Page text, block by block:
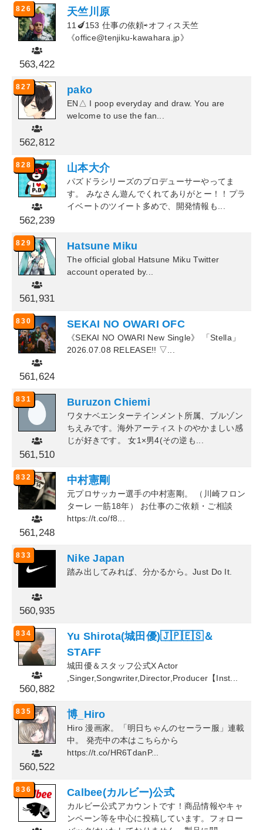
826
563,422
天竺川原
11🍆153 仕事の依頼⇨オフィス天竺
《office@tenjiku-kawahara.jp》
827
562,812
pako
EN△ I poop everyday and draw. You are
welcome to use the fan...
828
562,239
山本大介
パズドラシリーズのプロデューサーやってま
す。 みなさん遊んでくれてありがとー！！プラ
イベートのツイート多めで、開発情報も...
829
561,931
Hatsune Miku
The official global Hatsune Miku Twitter
account operated by...
830
561,624
SEKAI NO OWARI OFC
《SEKAI NO OWARI New Single》 「Stella」
2026.07.08 RELEASE!! ▽...
831
561,510
Buruzon Chiemi
ワタナベエンターテインメント所属、ブルゾン
ちえみです。海外アーティストのやかましい感
じが好きです。 女1×男4(その逆も...
832
561,248
中村憲剛
元プロサッカー選手の中村憲剛。 （川崎フロン
ターレ 一筋18年） お仕事のご依頼・ご相談
https://t.co/f8...
833
560,935
Nike Japan
踏み出してみれば、分かるから。Just Do It.
834
560,882
Yu Shirota(城田優)🇯🇵🇪🇸＆
STAFF
城田優＆スタッフ公式X Actor
,Singer,Songwriter,Director,Producer【Inst...
835
560,522
博_Hiro
Hiro 漫画家。「明日ちゃんのセーラー服」連載
中。 発売中の本はこちらから
https://t.co/HR6TdanP...
836 Calbee(カルビー)公式
カルビー公式アカウントです！商品情報やキャ
ンペーン等を中心に投稿しています。フォロー